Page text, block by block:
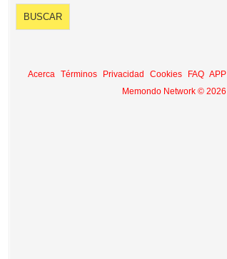
Acerca Términos Privacidad Cookies FAQ APP
Memondo Network © 2026